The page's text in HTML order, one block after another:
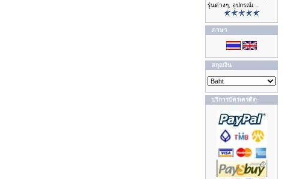
รุ่นต่างๆ, อุปกรณ์เ ..
ภาษา
สกุลเงิน
บริการบัตรเครดิต